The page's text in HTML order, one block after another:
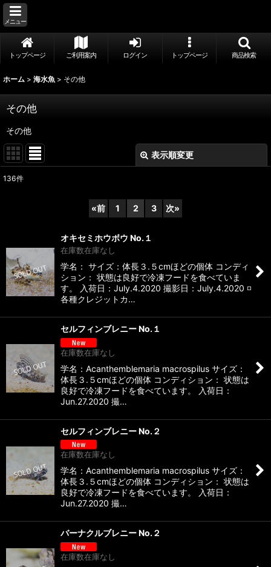
メニュー
トップページ ご利用案内 ログイン トップページ 商品検索
ホーム > 海水魚 > その他
その他
その他
表示順変更
136件
«前 1 2 3 次»
オキセミホウボウ No.１
在庫数在庫なし
学名： サイズ：体長３.５cmほどの個体 コンディ
ション： 状態は良好で冷凍フードを食べていま
す。 入荷日：July.4.2020 撮影日：July.4.2020 ◽️
各種クレジットカ…
セルフィンブレニー No.１
在庫数在庫なし
学名：Acanthemblemaria macrospilus サイズ：
体長３.５cmほどの個体 コンディション： 状態は
良好で冷凍フードを食べています。 入荷日：
Jun.27.2020 撮…
セルフィンブレニー No.２
在庫数在庫なし
学名：Acanthemblemaria macrospilus サイズ：
体長３.５cmほどの個体 コンディション： 状態は
良好で冷凍フードを食べています。 入荷日：
Jun.27.2020 撮…
バーナクルブレニー No.２
在庫数在庫なし